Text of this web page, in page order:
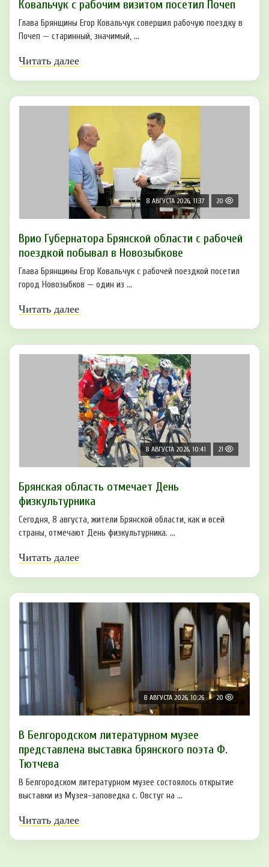
Ковальчук с рабочим визитом посетил Почеп
Глава Брянщины Егор Ковальчук совершил рабочую поездку в
Почеп — старинный, значимый, ...
Читать далее
8 АВГУСТА 2026, 11:37 20
Врио Губернатора Брянской области с рабочей
поездкой побывал в Новозыбкове
Глава Брянщины Егор Ковальчук с рабочей поездкой посетил
город Новозыбков — один из ...
Читать далее
8 АВГУСТА 2026, 10:41 21
Брянская область отмечает День
физкультурника
Сегодня, 8 августа, жители Брянской области, как и всей
страны, отмечают День физкультурника. ...
Читать далее
8 АВГУСТА 2026, 10:26 20
В Белгородском литературном музее
представлена выставка брянского поэта Ф.
Тютчева
В Белгородском литературном музее состоялось открытие
выставки из Музея-заповедка с. Овстуг на ...
Читать далее